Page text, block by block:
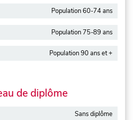
Population 60-74 ans
Population 75-89 ans
Population 90 ans et +
de diplôme
Sans diplôme